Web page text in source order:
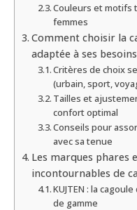
Couleurs et motifs
femmes
Comment choisir la
adaptée à ses besoins
Critères de choix
(urbain, sport,
Tailles et
confort optimal
Conseils pour
avec sa tenue
Les marques phares
incontournables de
KUJTEN : la
de gamme